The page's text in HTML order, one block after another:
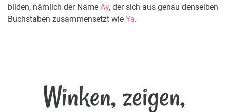
bilden, nämlich der Name Ay, der sich aus genau denselben
Buchstaben zusammensetzt wie Ya.
Winken, zeigen,